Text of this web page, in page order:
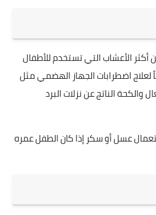
أكثر الأعشاب التي تستخدم للأطفال
اضطرابات الجهاز الهضمي مثل
والكحة الناتج عن نزلات البرد
عسل أو سكر إذا كان الطفل عمره